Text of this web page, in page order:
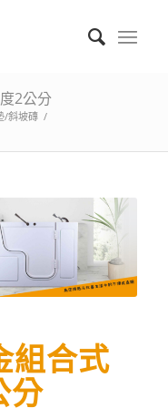
2公分
/斜坡磚 /
組合式
分